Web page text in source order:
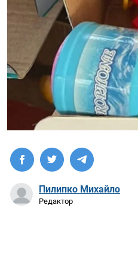
Пилипко Михайло
Редактор